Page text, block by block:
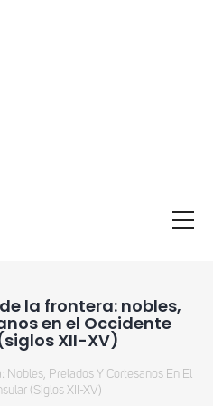
la frontera: nobles,
en el Occidente
XII-XV)
Nobles, Prelados Y Cortesanos En El
(siglos XII-XV)